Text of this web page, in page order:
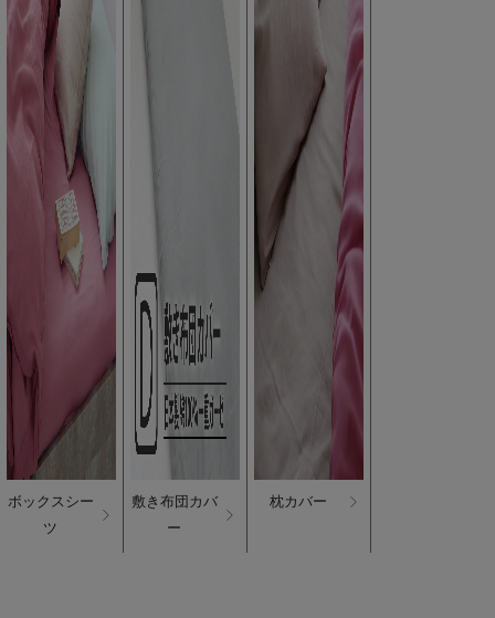
ボックスシー
ツ
敷き布団カバ
ー
枕カバー